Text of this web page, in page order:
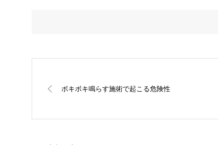
ボキボキ鳴らす施術で起こる危険性